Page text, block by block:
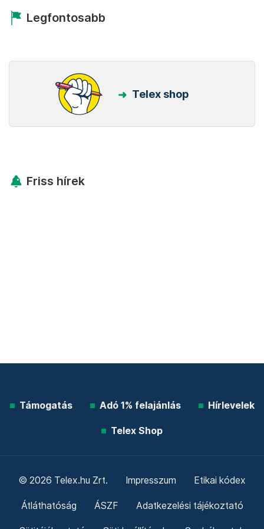
Legfontosabb
Telex shop
Friss hírek
Támogatás Adó 1% felajánlás Hírlevelek
Telex Shop
© 2026 Telex.hu Zrt. Impresszum Etikai kódex
Átláthatóság ÁSZF Adatkezelési tájékoztató